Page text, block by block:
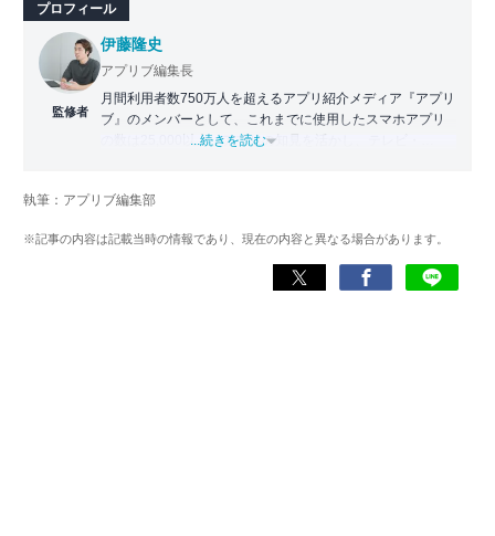
プロフィール
監修者
伊藤隆史
アプリブ編集長
月間利用者数750万人を超えるアプリ紹介メディア『アプリ
ブ』のメンバーとして、これまでに使用したスマホアプリ
の数は25,000以上。アプリの知見を活かし、テレビ・
化アプリの紹介）、TBS『サタプラ』（スマホライフが変
スマホアプリ）他
...続きを読む
執筆：アプリブ編集部
※記事の内容は記載当時の情報であり、現在の内容と異なる場合があります。